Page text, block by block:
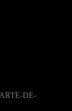
DE-